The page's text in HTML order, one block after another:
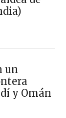
un
y Omán